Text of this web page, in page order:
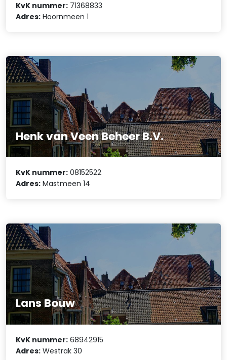
KvK nummer: 71368833
Adres: Hoornmeen 1
Henk van Veen Beheer B.V.
KvK nummer: 08152522
Adres: Mastmeen 14
Lans Bouw
KvK nummer: 68942915
Adres: Westrak 30